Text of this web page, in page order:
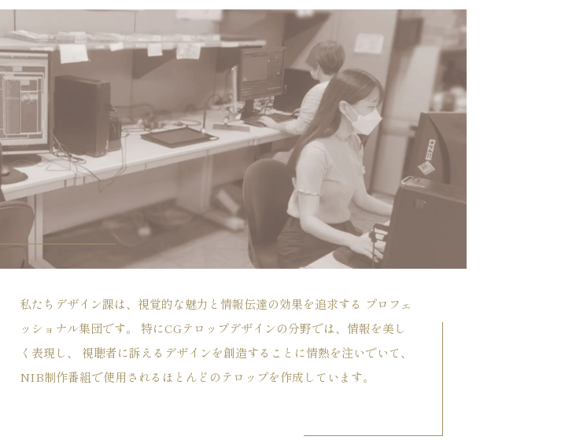
私たちデザイン課は、視覚的な魅力と情報伝達の効果を追求する プロフェ
ッショナル集団です。 特にCGテロップデザインの分野では、情報を美し
く表現し、 視聴者に訴えるデザインを創造することに情熱を注いでいて、
NIB制作番組で使用されるほとんどのテロップを作成しています。